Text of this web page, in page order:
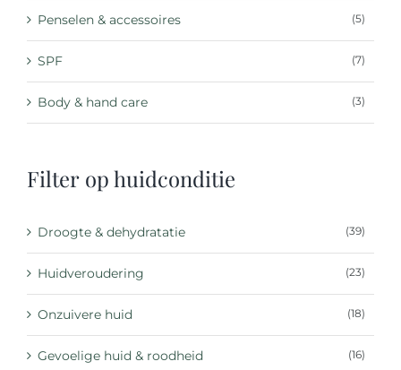
Penselen & accessoires (5)
SPF (7)
Body & hand care (3)
Filter op huidconditie
Droogte & dehydratatie (39)
Huidveroudering (23)
Onzuivere huid (18)
Gevoelige huid & roodheid (16)